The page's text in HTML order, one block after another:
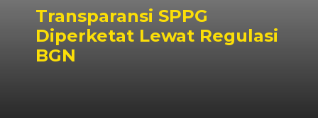
Transparansi SPPG
Diperketat Lewat Regulasi
BGN